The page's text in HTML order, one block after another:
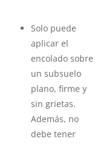
Solo puede
aplicar el
encolado sobre
un subsuelo
plano, firme y
sin grietas.
Además, no
debe tener